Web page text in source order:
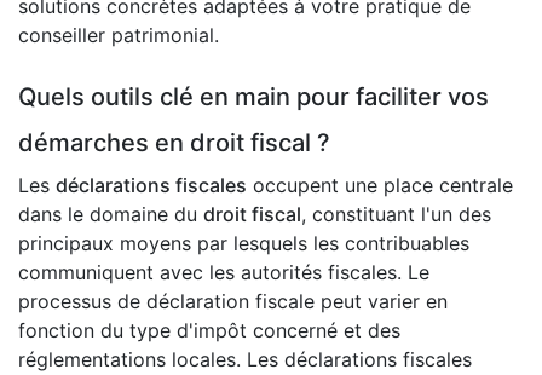
solutions concrètes adaptées à votre pratique de
conseiller patrimonial.
Quels outils clé en main pour faciliter vos
démarches en droit fiscal ?
Les déclarations fiscales occupent une place centrale
dans le domaine du droit fiscal, constituant l'un des
principaux moyens par lesquels les contribuables
communiquent avec les autorités fiscales. Le
processus de déclaration fiscale peut varier en
fonction du type d'impôt concerné et des
réglementations locales. Les déclarations fiscales